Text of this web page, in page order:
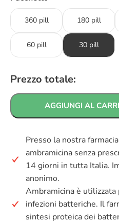
360 pill 180 pill
60 pill 30 pill
Prezzo totale:
AGGIUNGI AL
Presso la nostra
ambramicina senza
14 giorni in tutta Italia.
anonimo.
Ambramicina è
infezioni batteriche. Il
sintesi proteica dei